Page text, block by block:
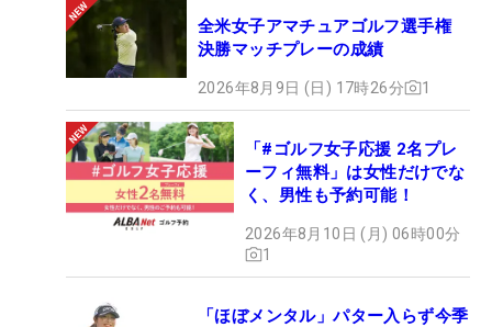
全米女子アマチュアゴルフ選手権
決勝マッチプレーの成績
2026年8月9日 (日) 17時26分 1
「#ゴルフ女子応援 2名プレ
ーフィ無料」は女性だけでな
く、男性も予約可能！
2026年8月10日 (月) 06時00分
1
「ほぼメンタル」パター入らず今季